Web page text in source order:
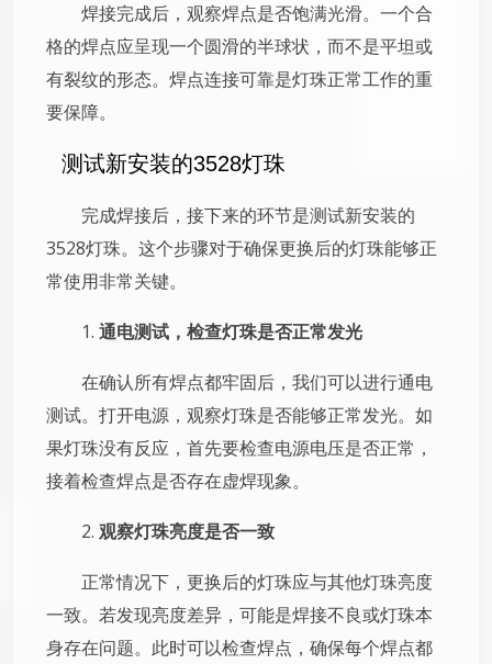
焊接完成后，观察焊点是否饱满光滑。一个合
格的焊点应呈现一个圆滑的半球状，而不是平坦或
有裂纹的形态。焊点连接可靠是灯珠正常工作的重
要保障。
测试新安装的3528灯珠
完成焊接后，接下来的环节是测试新安装的
3528灯珠。这个步骤对于确保更换后的灯珠能够正
常使用非常关键。
1. 通电测试，检查灯珠是否正常发光
在确认所有焊点都牢固后，我们可以进行通电
测试。打开电源，观察灯珠是否能够正常发光。如
果灯珠没有反应，首先要检查电源电压是否正常，
接着检查焊点是否存在虚焊现象。
2. 观察灯珠亮度是否一致
正常情况下，更换后的灯珠应与其他灯珠亮度
一致。若发现亮度差异，可能是焊接不良或灯珠本
身存在问题。此时可以检查焊点，确保每个焊点都